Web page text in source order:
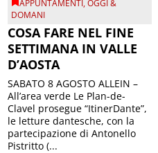
APPUNTAMENTI ,OGGI &
DOMANI
COSA FARE NEL FINE
SETTIMANA IN VALLE
D’AOSTA
SABATO 8 AGOSTO ALLEIN –
All’area verde Le Plan-de-
Clavel prosegue “ItinerDante”,
le letture dantesche, con la
partecipazione di Antonello
Pistritto (...